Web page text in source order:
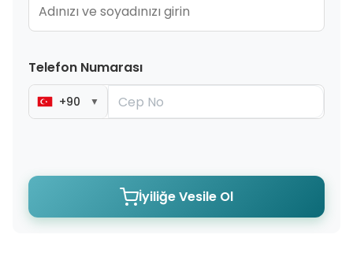
Telefon Numarası
+90 ▼
İyiliğe Vesile Ol